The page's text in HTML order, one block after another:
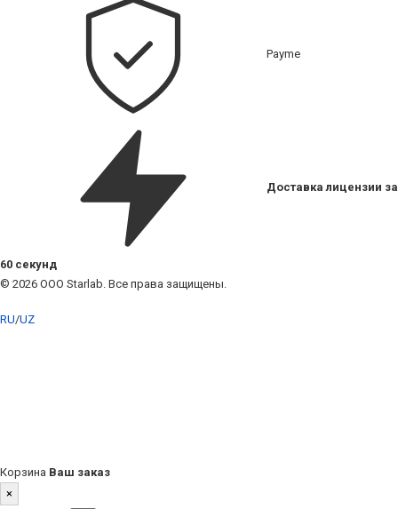
Payme
Доставка лицензии за
60 секунд
© 2026 ООО Starlab. Все права защищены.
RU/UZ
Корзина Ваш заказ
×